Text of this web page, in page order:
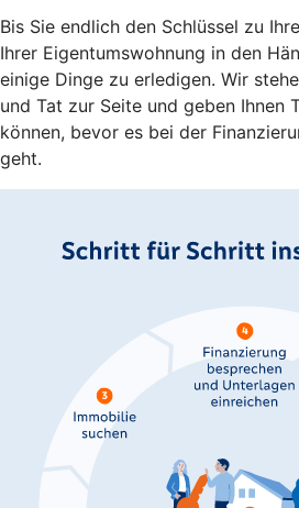
Bis Sie endlich den Schlüssel zu
Ihrer Eigentumswohnung in den
einige Dinge zu erledigen. Wir
und Tat zur Seite und geben Ihnen
können, bevor es bei der
geht.